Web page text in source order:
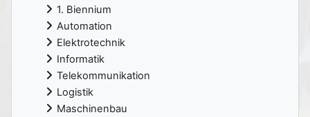
1. Biennium
Automation
Elektrotechnik
Informatik
Telekommunikation
Logistik
Maschinenbau